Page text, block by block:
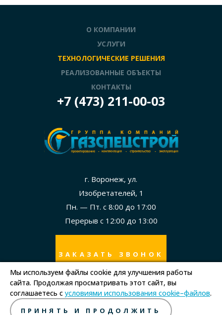
О КОМПАНИИ
УСЛУГИ
ТЕХНОЛОГИЧЕСКИЕ РЕШЕНИЯ
РЕАЛИЗОВАННЫЕ ОБЪЕКТЫ
КОНТАКТЫ
+7 (473) 211-00-03
г. Воронеж, ул.
Изобретателей, 1
Пн. — Пт. с 8:00 до 17:00
Перерыв с 12:00 до 13:00
ЗАКАЗАТЬ ЗВОНОК
Политика в отношении обработки персональных данных
Правила использования сайта
Copyright © ООО "СпецСтройМонтаж", 2026
Мы используем файлы cookie для улучшения работы
сайта. Продолжая просматривать этот сайт, вы
соглашаетесь с условиями использования cookie–файлов.
ПРИНЯТЬ И ПРОДОЛЖИТЬ